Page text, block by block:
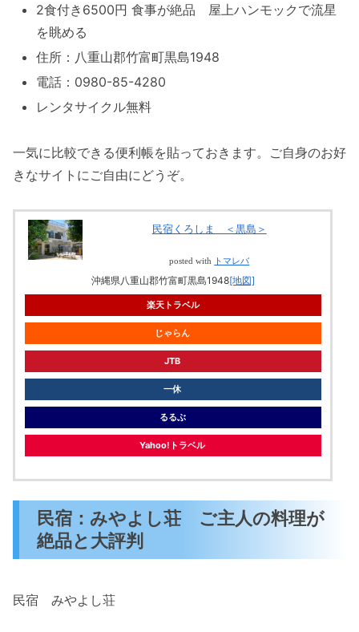
2食付き6500円 食事が絶品 屋上ハンモックで流星
を眺める
住所：八重山郡竹富町黒島1948
電話：0980-85-4280
レンタサイクル無料
一気に比較できる便利帳を貼っておきます。ご自身のお好
きなサイトにご自由にどうぞ。
民宿くろしま ＜黒島＞
posted with トマレバ
沖縄県八重山郡竹富町黒島1948[地図]
楽天トラベル
じゃらん
JTB
一休
るるぶ
Yahoo!トラベル
民宿：みやよし荘 ご主人の料理が
絶品と大評判
民宿 みやよし荘